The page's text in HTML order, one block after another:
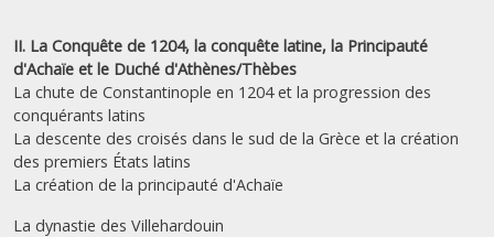
II. La Conquête de 1204, la conquête latine, la Principauté
d'Achaïe et le Duché d'Athènes/Thèbes
La chute de Constantinople en 1204 et la progression des
conquérants latins
La descente des croisés dans le sud de la Grèce et la création
des premiers États latins
La création de la principauté d'Achaïe
La dynastie des Villehardouin